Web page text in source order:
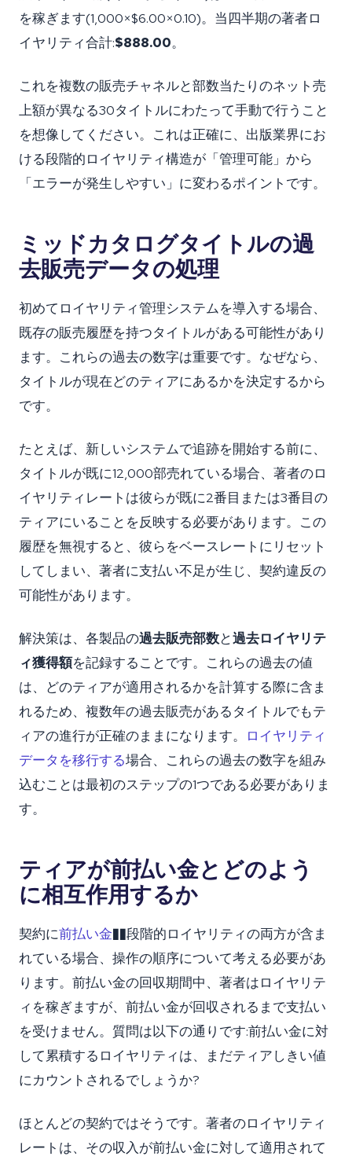
を稼ぎます(1,000×$6.00×0.10)。当四半期の著者ロ
イヤリティ合計:$888.00。
これを複数の販売チャネルと部数当たりのネット売
上額が異なる30タイトルにわたって手動で行うこと
を想像してください。これは正確に、出版業界にお
ける段階的ロイヤリティ構造が「管理可能」から
「エラーが発生しやすい」に変わるポイントです。
ミッドカタログタイトルの過
去販売データの処理
初めてロイヤリティ管理システムを導入する場合、
既存の販売履歴を持つタイトルがある可能性があり
ます。これらの過去の数字は重要です。なぜなら、
タイトルが現在どのティアにあるかを決定するから
です。
たとえば、新しいシステムで追跡を開始する前に、
タイトルが既に12,000部売れている場合、著者のロ
イヤリティレートは彼らが既に2番目または3番目の
ティアにいることを反映する必要があります。この
履歴を無視すると、彼らをベースレートにリセット
してしまい、著者に支払い不足が生じ、契約違反の
可能性があります。
解決策は、各製品の過去販売部数と過去ロイヤリテ
ィ獲得額を記録することです。これらの過去の値
は、どのティアが適用されるかを計算する際に含ま
れるため、複数年の過去販売があるタイトルでもテ
ィアの進行が正確のままになります。
ロイヤリティ
データを移行する場合、これらの過去の数字を組み
込むことは最初のステップの1つである必要がありま
す。
ティアが前払い金とどのよう
に相互作用するか
契約に前払い金��段階的ロイヤリティの両方が含ま
れている場合、操作の順序について考える必要があ
ります。前払い金の回収期間中、著者はロイヤリテ
ィを稼ぎますが、前払い金が回収されるまで支払い
を受けません。質問は以下の通りです:前払い金に対
して累積するロイヤリティは、まだティアしきい値
にカウントされるでしょうか?
ほとんどの契約ではそうです。著者のロイヤリティ
レートは、その収入が前払い金に対して適用されて